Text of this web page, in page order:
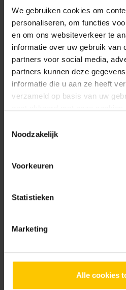
We gebruiken cookies om
personaliseren, om functies
en om ons websiteverkeer te
informatie over uw gebruik van
partners voor social media,
partners kunnen deze
informatie die u aan ze heeft
verzameld op basis van uw
Noodzakelijk
Voorkeuren
Statistieken
Marketing
Alle cookies
Bericht delen:
Lees meer nieuws